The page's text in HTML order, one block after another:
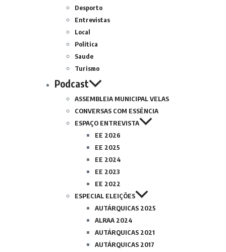
Desporto
Entrevistas
Local
Politica
Saude
Turismo
Podcast
ASSEMBLEIA MUNICIPAL VELAS
CONVERSAS COM ESSÊNCIA
ESPAÇO ENTREVISTA
EE 2026
EE 2025
EE 2024
EE 2023
EE 2022
ESPECIAL ELEIÇÕES
AUTÁRQUICAS 2025
ALRAA 2024
AUTÁRQUICAS 2021
AUTÁRQUICAS 2017